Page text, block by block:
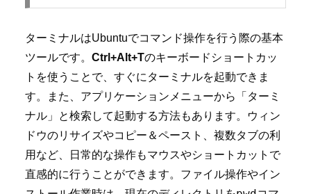
ターミナルはUbuntuでコマンド操作を行う際の基本
ツールです。 Ctrl+Alt+Tのキーボードショートカッ
トを使うことで、すぐにターミナルを起動できま
す。また、アプリケーションメニューから「ターミ
ナル」と検索して起動する方法もあります。ウィン
ドウのリサイズやコピー＆ペースト、複数タブの利
用など、日常的な操作もマウスやショートカットで
直感的に行うことができます。ファイル操作やイン